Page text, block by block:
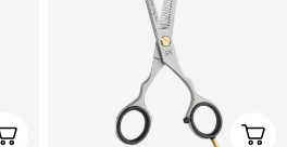
Ajouter Au Panier